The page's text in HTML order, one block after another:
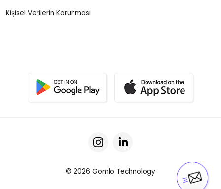
Kişisel Verilerin Korunması
© 2026 Gomlo Technology